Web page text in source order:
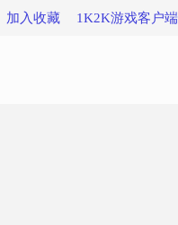
加入收藏 1K2K游戏客户端